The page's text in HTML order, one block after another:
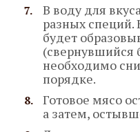
В воду для
разных специй.
будет
(свернувшийся
необходимо
порядке.
Готовое мясо
а затем,